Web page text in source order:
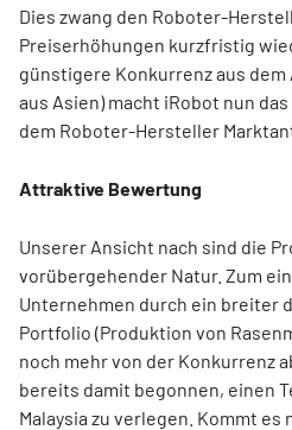
Dies zwang den Roboter-
Preiserhöhungen kurzfristig
günstigere Konkurrenz aus
aus Asien) macht iRobot nun
dem Roboter-Hersteller
Attraktive Bewertung
Unserer Ansicht nach sind die
vorübergehender Natur. Zum
Unternehmen durch ein breiter
Portfolio (Produktion von
noch mehr von der Konkurrenz
bereits damit begonnen, einen
Malaysia zu verlegen. Kommt es